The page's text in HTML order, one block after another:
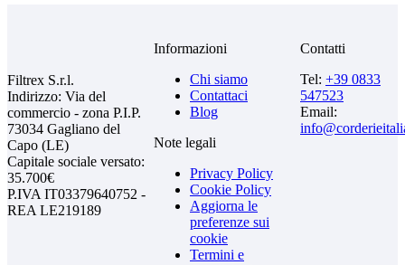
Filtrex S.r.l.
Indirizzo: Via del
commercio - zona P.I.P.
73034 Gagliano del
Capo (LE)
Capitale sociale versato:
35.700€
P.IVA IT03379640752 -
REA LE219189
Informazioni
Chi siamo
Contattaci
Blog
Note legali
Privacy Policy
Cookie Policy
Aggiorna le
preferenze sui
cookie
Termini e
Contatti
Tel: +39 0833
547523
Email: